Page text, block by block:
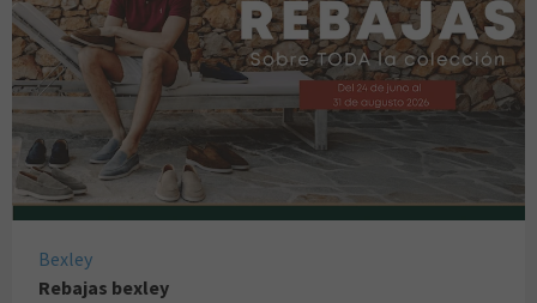
Bexley
Rebajas bexley